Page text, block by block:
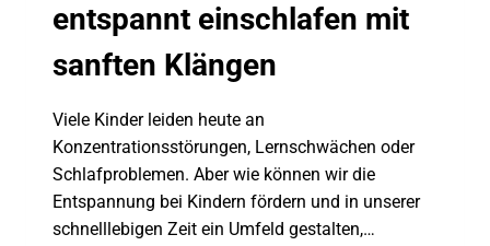
entspannt einschlafen mit
sanften Klängen
Viele Kinder leiden heute an
Konzentrationsstörungen, Lernschwächen oder
Schlafproblemen. Aber wie können wir die
Entspannung bei Kindern fördern und in unserer
schnelllebigen Zeit ein Umfeld gestalten,…